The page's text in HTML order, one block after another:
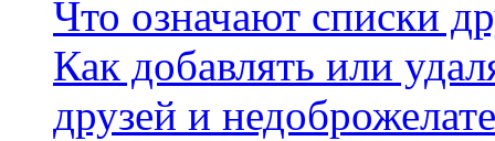
Что означают списки
Как добавлять или
друзей и